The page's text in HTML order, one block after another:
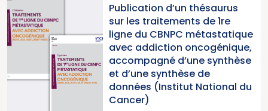
Publication d’un thésaurus
sur les traitements de 1re
ligne du CBNPC métastatique
avec addiction oncogénique,
accompagné d’une synthèse
et d’une synthèse de
données (Institut National du
Cancer)